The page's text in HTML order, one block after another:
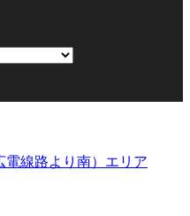
電線路より南）エリア